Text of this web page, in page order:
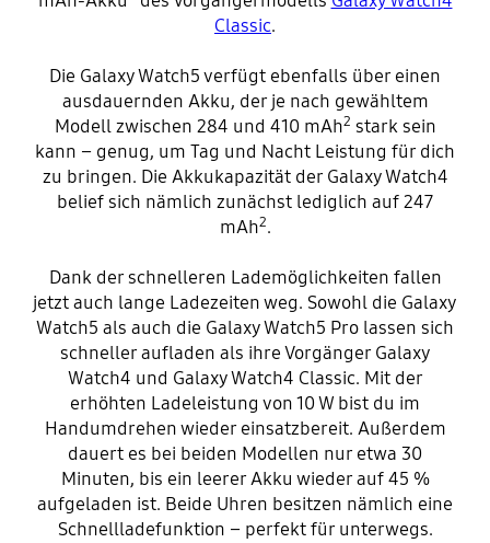
Classic.
Die Galaxy Watch5 verfügt ebenfalls über einen
ausdauernden Akku, der je nach gewähltem
Modell zwischen 284 und 410 mAh2 stark sein
kann – genug, um Tag und Nacht Leistung für dich
zu bringen. Die Akkukapazität der Galaxy Watch4
belief sich nämlich zunächst lediglich auf 247
mAh2.
Dank der schnelleren Lademöglichkeiten fallen
jetzt auch lange Ladezeiten weg. Sowohl die Galaxy
Watch5 als auch die Galaxy Watch5 Pro lassen sich
schneller aufladen als ihre Vorgänger Galaxy
Watch4 und Galaxy Watch4 Classic. Mit der
erhöhten Ladeleistung von 10 W bist du im
Handumdrehen wieder einsatzbereit. Außerdem
dauert es bei beiden Modellen nur etwa 30
Minuten, bis ein leerer Akku wieder auf 45 %
aufgeladen ist. Beide Uhren besitzen nämlich eine
Schnellladefunktion – perfekt für unterwegs.